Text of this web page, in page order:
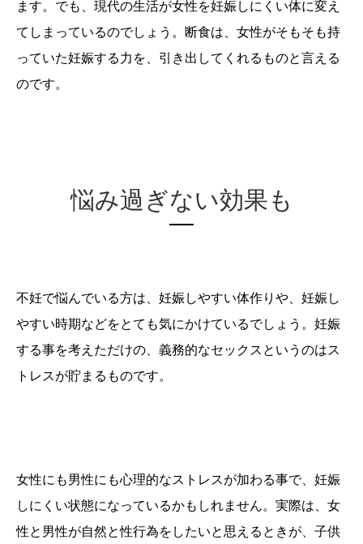
ます。でも、現代の生活が女性を妊娠しにくい体に変え
てしまっているのでしょう。断食は、女性がそもそも持
っていた妊娠する力を、引き出してくれるものと言える
のです。
悩み過ぎない効果も
不妊で悩んでいる方は、妊娠しやすい体作りや、妊娠し
やすい時期などをとても気にかけているでしょう。妊娠
する事を考えただけの、義務的なセックスというのはス
トレスが貯まるものです。
女性にも男性にも心理的なストレスが加わる事で、妊娠
しにくい状態になっているかもしれません。実際は、 女
性と男性が自然と性行為をしたいと思えるとき が、子供